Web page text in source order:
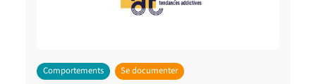
Comportements Se documenter